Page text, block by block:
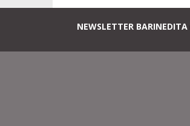
NEWSLETTER BARINEDITA